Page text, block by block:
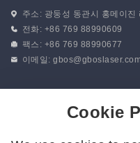
주소: 광둥성 동관시 홍메이진
전화: +86 769 88990609
팩스: +86 769 88990677
이메일:
뉴스 구독하기
Cookie